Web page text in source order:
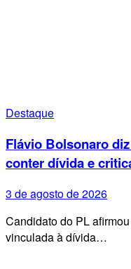
Destaque
Flávio Bolsonaro
conter dívida e
3 de agosto de 2026
Candidato do PL
vinculada à dívida…